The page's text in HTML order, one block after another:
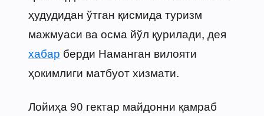
ҳудудидан ўтган қисмида туризм
мажмуаси ва осма йўл қурилади, дея
хабар берди Наманган вилояти
ҳокимлиги матбуот хизмати.
Лойиҳа 90 гектар майдонни қамраб